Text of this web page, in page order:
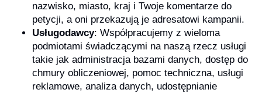
nazwisko, miasto, kraj i Twoje komentarze do
petycji, a oni przekazują je adresatowi kampanii.
Usługodawcy: Współpracujemy z wieloma
podmiotami świadczącymi na naszą rzecz usługi
takie jak administracja bazami danych, dostęp do
chmury obliczeniowej, pomoc techniczna, usługi
reklamowe, analiza danych, udostępnianie